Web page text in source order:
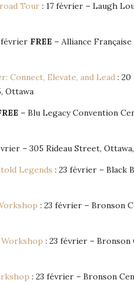
Tour : 17 février – Laugh
février FREE – Alliance
Connect, Elevate, and Lead :
Ottawa
– Blu Legacy Convention
– 305 Rideau Street,
Legends : 23 février – Black
: 23 février – Bronson
: 23 février – Bronson
: 23 février – Bronson